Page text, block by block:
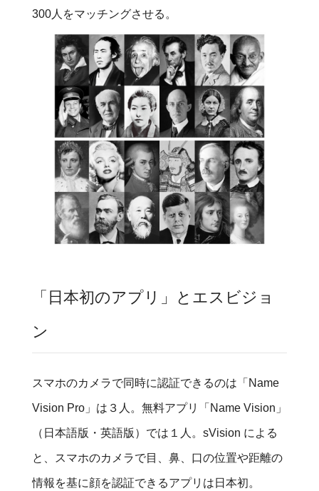
300人をマッチングさせる。
「日本初のアプリ」とエスビジョ
ン
スマホのカメラで同時に認証できるのは 「Name
Vision Pro」は３人。無料アプリ「Name Vision」
（日本語版・英語版）では１人。 sVision による
と、 スマホのカメラで目、鼻、口の位置や距離の
情報を基に顔を認証できるアプリは日本初。